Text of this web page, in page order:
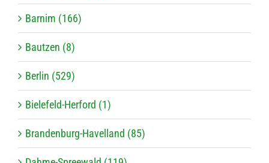
Barnim (166)
Bautzen (8)
Berlin (529)
Bielefeld-Herford (1)
Brandenburg-Havelland (85)